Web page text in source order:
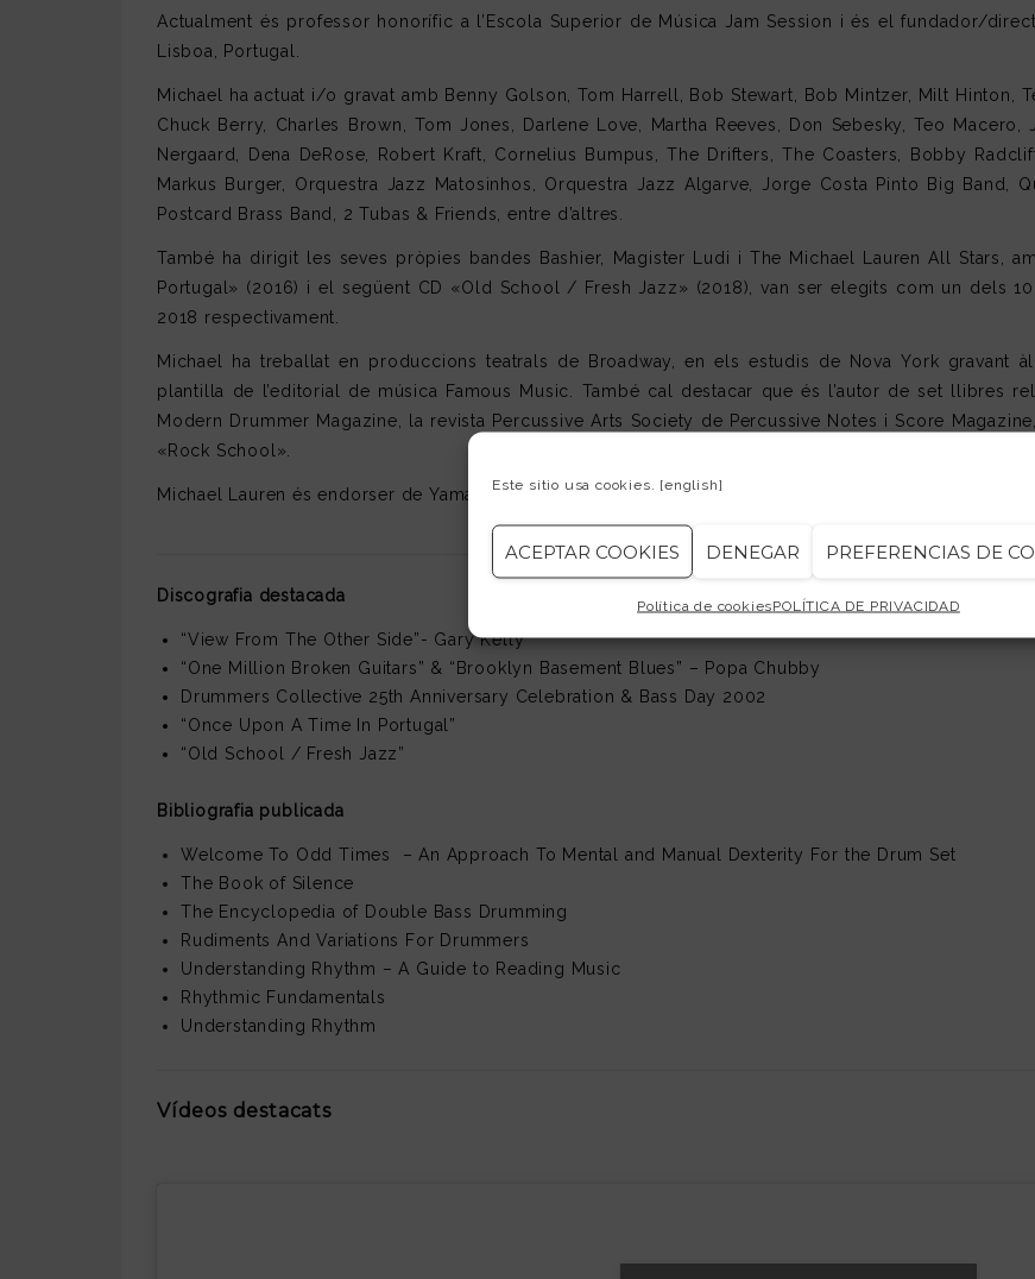
Este sitio usa cookies. [english]
ACEPTAR COOKIES DENEGAR PREFERENCIAS DE
Política de cookiesPOLÍTICA DE PRIVACIDAD
Actualment és professor honorífic a l’Escola Superior de Música Jam Session i és el fundador/
Lisboa, Portugal.
Michael ha actuat i/o gravat amb Benny Golson, Tom Harrell, Bob Stewart, Bob Mintzer,
Milt Hinton,
Chuck Berry, Charles Brown, Tom Jones, Darlene Love, Martha Reeves, Don Sebesky, Teo
Nergaard, Dena DeRose, Robert Kraft, Cornelius Bumpus, The Drifters, The Coasters, Bobby
Markus Burger, Orquestra Jazz Matosinhos, Orquestra Jazz Algarve, Jorge Costa Pinto Big Band,
Postcard Brass Band, 2 Tubas & Friends, entre d’altres.
També ha dirigit les seves pròpies bandes Bashier, Magister Ludi i The Michael Lauren All Stars,
Portugal» (2016) i el següent CD «Old School / Fresh Jazz» (2018), van ser elegits com un dels
2018 respectivament.
Michael ha treballat en produccions teatrals de Broadway, en els estudis de Nova York gravant
plantilla de l’editorial de música Famous Music. També cal destacar que és l’autor de set llibres
Modern Drummer Magazine, la revista Percussive Arts Society de Percussive Notes i Score
«Rock School».
Michael Lauren és endorser de Yamaha, Zildjian, Rem, Road Crew, SkyGel i Protection Racket.
Discografia destacada
“View From The Other Side”- Gary Kelly
“One Million Broken Guitars” & “Brooklyn Basement Blues” – Popa Chubby
Drummers Collective 25th Anniversary Celebration & Bass Day 2002
“Once Upon A Time In Portugal”
“Old School / Fresh Jazz”
Bibliografia publicada
Welcome To Odd Times – An Approach To Mental and Manual Dexterity For the Drum Set
The Book of Silence
The Encyclopedia of Double Bass Drumming
Rudiments And Variations For Drummers
Understanding Rhythm – A Guide to Reading Music
Rhythmic Fundamentals
Understanding Rhythm
Vídeos destacats